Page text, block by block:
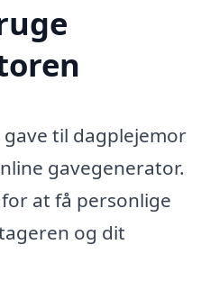
til dagplejemor
gavegenerator.
at få personlige
og dit